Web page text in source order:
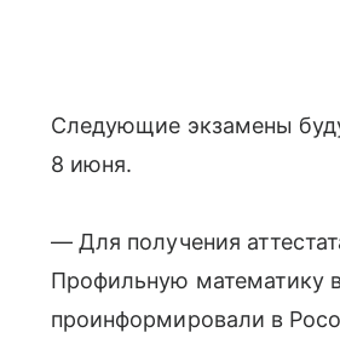
Следующие экзамены
8 июня.
— Для получения
Профильную математику
проинформировали в